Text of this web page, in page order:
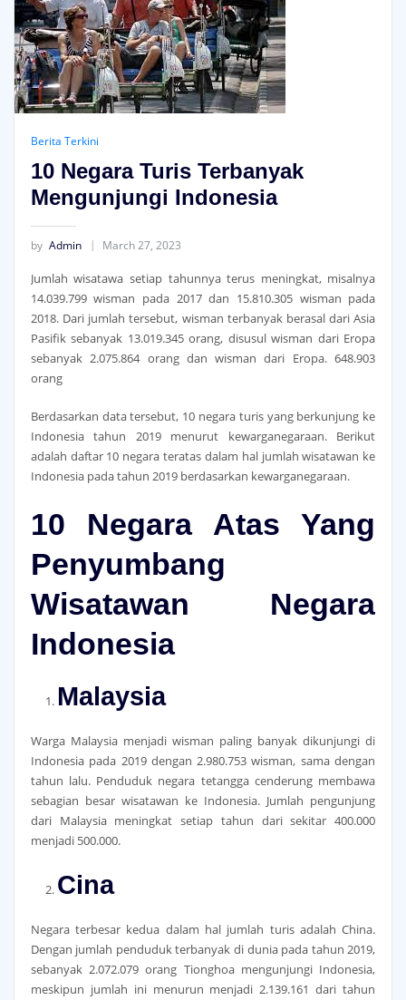
Berita Terkini
10 Negara Turis Terbanyak
Mengunjungi Indonesia
by Admin March 27, 2023
Jumlah wisatawa setiap tahunnya terus meningkat, misalnya
14.039.799 wisman pada 2017 dan 15.810.305 wisman pada
2018. Dari jumlah tersebut, wisman terbanyak berasal dari Asia
Pasifik sebanyak 13.019.345 orang, disusul wisman dari Eropa
sebanyak 2.075.864 orang dan wisman dari Eropa. 648.903
orang
Berdasarkan data tersebut, 10 negara turis yang berkunjung ke
Indonesia tahun 2019 menurut kewarganegaraan. Berikut
adalah daftar 10 negara teratas dalam hal jumlah wisatawan ke
Indonesia pada tahun 2019 berdasarkan kewarganegaraan.
10 Negara Atas Yang
Penyumbang
Wisatawan Negara
Indonesia
Malaysia
Warga Malaysia menjadi wisman paling banyak dikunjungi di
Indonesia pada 2019 dengan 2.980.753 wisman, sama dengan
tahun lalu. Penduduk negara tetangga cenderung membawa
sebagian besar wisatawan ke Indonesia. Jumlah pengunjung
dari Malaysia meningkat setiap tahun dari sekitar 400.000
menjadi 500.000.
Cina
Negara terbesar kedua dalam hal jumlah turis adalah China.
Dengan jumlah penduduk terbanyak di dunia pada tahun 2019,
sebanyak 2.072.079 orang Tionghoa mengunjungi Indonesia,
meskipun jumlah ini menurun menjadi 2.139.161 dari tahun